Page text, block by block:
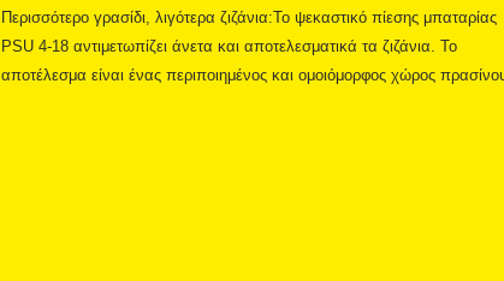
Περισσότερο γρασίδι, λιγότερα ζιζάνια:Το ψεκαστικό πίεσης μπαταρίας
PSU 4-18 αντιμετωπίζει άνετα και αποτελεσματικά τα ζιζάνια. Το
αποτέλεσμα είναι ένας περιποιημένος και ομοιόμορφος χώρος